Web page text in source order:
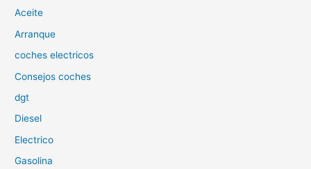
r
p
o
Aceite
Arranque
coches electricos
Consejos coches
dgt
Diesel
Electrico
Gasolina